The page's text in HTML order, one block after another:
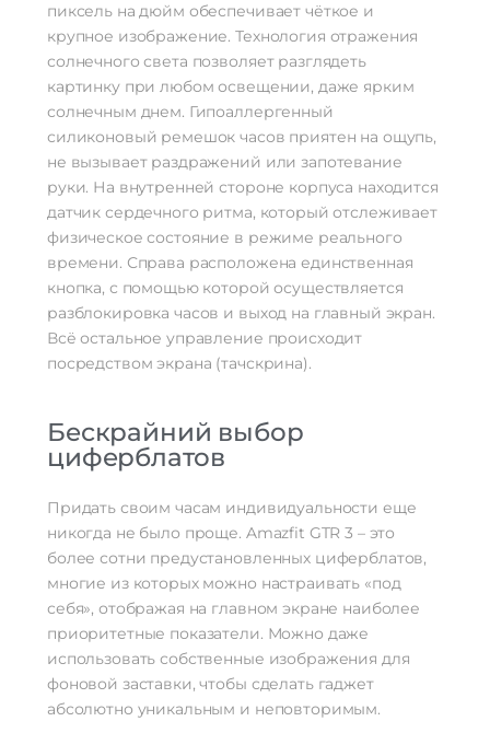
пиксель на дюйм обеспечивает чёткое и
крупное изображение. Технология отражения
солнечного света позволяет разглядеть
картинку при любом освещении, даже ярким
солнечным днем. Гипоаллергенный
силиконовый ремешок часов приятен на ощупь,
не вызывает раздражений или запотевание
руки. На внутренней стороне корпуса находится
датчик сердечного ритма, который отслеживает
физическое состояние в режиме реального
времени. Справа расположена единственная
кнопка, с помощью которой осуществляется
разблокировка часов и выход на главный экран.
Всё остальное управление происходит
посредством экрана (тачскрина).
Бескрайний выбор
циферблатов
Придать своим часам индивидуальности еще
никогда не было проще. Amazfit GTR 3 – это
более сотни предустановленных циферблатов,
многие из которых можно настраивать «под
себя», отображая на главном экране наиболее
приоритетные показатели. Можно даже
использовать собственные изображения для
фоновой заставки, чтобы сделать гаджет
абсолютно уникальным и неповторимым.